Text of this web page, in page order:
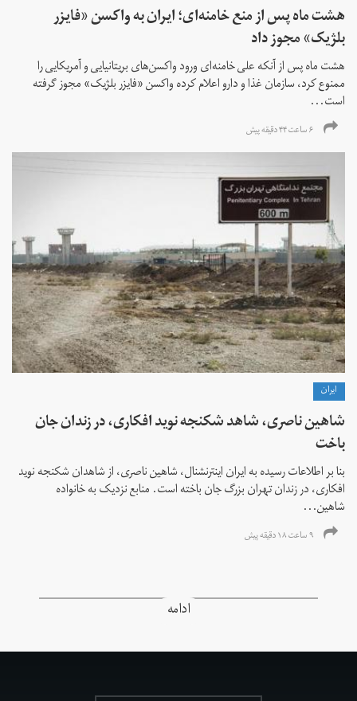
هشت ماه پس از منع خامنه‌ای؛ ایران به واکسن «فایزر
بلژیک» مجوز داد
هشت ماه پس از آنکه علی خامنه‌ای ورود واکسن‌های بریتانیایی و آمریکایی را
ممنوع کرد، سازمان غذا و دارو اعلام کرده واکسن «فایزر بلژیک» مجوز گرفته
است...
۶ ساعت ۴۴ دقیقه پیش
ايران
شاهین ناصری، شاهد شکنجه نوید افکاری، در زندان جان
باخت
بنا بر اطلاعات رسیده به ایران اینترنشنال، شاهین ناصری، از شاهدان شکنجه نوید
افکاری، در زندان تهران بزرگ جان باخته است. منابع نزدیک به خانواده
شاهین...
۹ ساعت ۱۸ دقیقه پیش
ادامه